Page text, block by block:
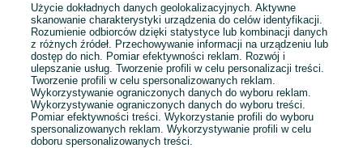
E-mail
Hasło
Użycie dokładnych danych geolokalizacyjnych. Aktywne
skanowanie charakterystyki urządzenia do celów identyfikacji.
Rozumienie odbiorców dzięki statystyce lub kombinacji danych
z różnych źródeł. Przechowywanie informacji na urządzeniu lub
dostęp do nich. Pomiar efektywności reklam. Rozwój i
ulepszanie usług. Tworzenie profili w celu personalizacji treści.
Tworzenie profili w celu spersonalizowanych reklam.
Wykorzystywanie ograniczonych danych do wyboru reklam.
Wykorzystywanie ograniczonych danych do wyboru treści.
Pomiar efektywności treści. Wykorzystanie profili do wyboru
spersonalizowanych reklam. Wykorzystywanie profili w celu
doboru spersonalizowanych treści.